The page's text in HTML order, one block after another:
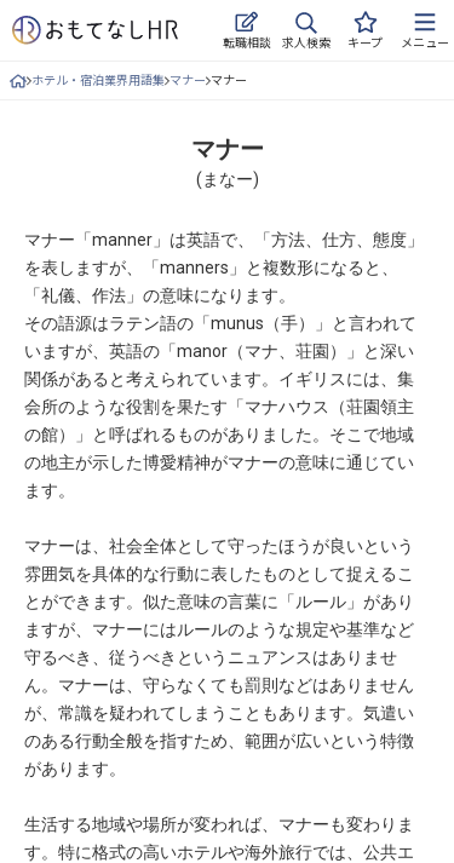
転職相談 求人検索 キープ メニュー
求人・施設を探す
就職・転職 合同説明会
おもてなしHRについて
ご利用の流れ
よくある質問
無料 転職サポートに申し込む
採用をお考えの企業様へ
ホテル・宿泊業界用語集 マナー マナー
マナー
( まなー)
マナー「manner」は英語で、「方法、仕方、態度」
を表しますが、「manners」と複数形になると、
「礼儀、作法」の意味になります。
その語源はラテン語の「munus（手）」と言われて
いますが、英語の「manor（マナ、荘園）」と深い
関係があると考えられています。イギリスには、集
会所のような役割を果たす「マナハウス（荘園領主
の館）」と呼ばれるものがありました。そこで地域
の地主が示した博愛精神がマナーの意味に通じてい
ます。
マナーは、社会全体として守ったほうが良いという
雰囲気を具体的な行動に表したものとして捉えるこ
とができます。似た意味の言葉に「ルール」があり
ますが、マナーにはルールのような規定や基準など
守るべき、従うべきというニュアンスはありませ
ん。マナーは、守らなくても罰則などはありません
が、常識を疑われてしまうこともあります。気遣い
のある行動全般を指すため、範囲が広いという特徴
があります。
生活する地域や場所が変われば、マナーも変わりま
す。特に格式の高いホテルや海外旅行では、公共エ